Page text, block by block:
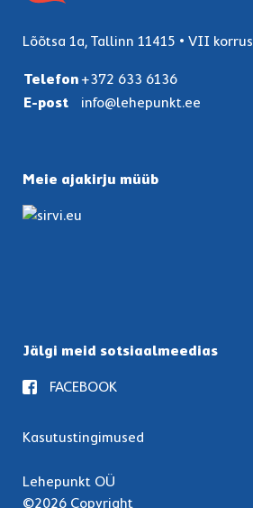
Lõõtsa 1a, Tallinn 11415 • VII korrus
Telefon+372 633 6136
E-post
info@lehepunkt.ee
Meie ajakirju müüb
Jälgi meid sotsiaalmeedias
FACEBOOK
Kasutustingimused
Lehepunkt OÜ
©2026 Copyright